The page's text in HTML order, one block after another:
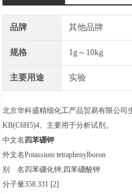
品牌 其他品牌
规格 1g～10kg
主要用途 实验
北京华科盛精细化工产品贸易有限公司
KB(C6H5)4。主要用于分析试剂。
中文名 四苯硼钾
外文名Potassium tetraphenylboron
别 名四苯硼化钾,四苯硼酸钾
分子量358.331 [2]